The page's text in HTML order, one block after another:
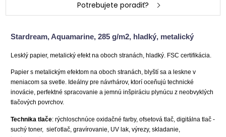
Potrebujete poradiť?
Stardream, Aquamarine, 285 g/m2, hladký, metalický
Lesklý papier, metalický efekt na oboch stranách, hladký. FSC certifikácia.
Papier s metalickým efektom na oboch stranách, blyští sa a leskne v
meniacom sa svetle. Ideálny pre návrhárov, ktorí oceňujú technické
inovácie, perfektné spracovanie a jemnú inšpiráciu plynúcu z neobvyklých
tlačových povrchov.
Technika tlače: rýchloschnúce oxidačné farby, ofsetová tlač, digitálna tlač -
suchý toner, sieťotlač, gravírovanie, UV lak, výrezy, skladanie,